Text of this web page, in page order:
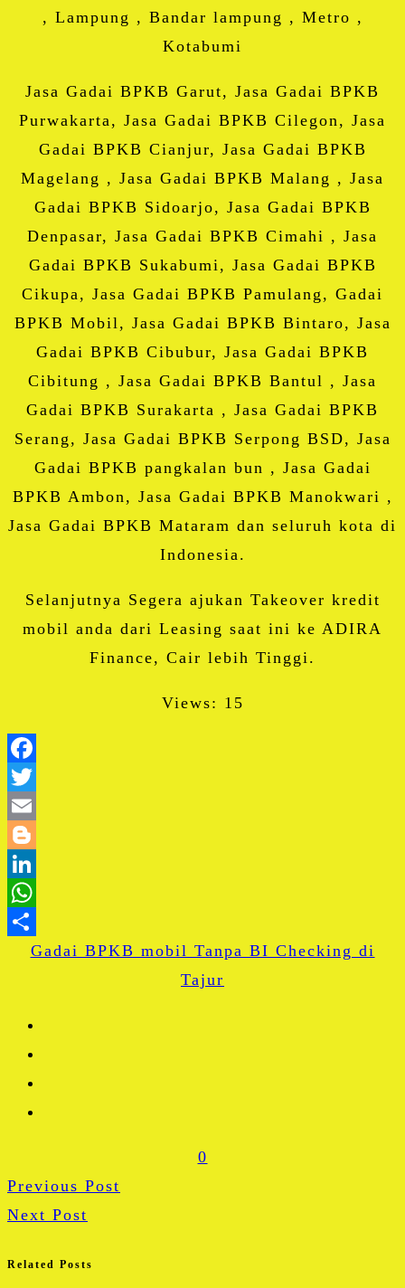
, Lampung , Bandar lampung , Metro ,
Kotabumi
Jasa Gadai BPKB Garut, Jasa Gadai BPKB
Purwakarta, Jasa Gadai BPKB Cilegon, Jasa
Gadai BPKB Cianjur, Jasa Gadai BPKB
Magelang , Jasa Gadai BPKB Malang , Jasa
Gadai BPKB Sidoarjo, Jasa Gadai BPKB
Denpasar, Jasa Gadai BPKB Cimahi , Jasa
Gadai BPKB Sukabumi, Jasa Gadai BPKB
Cikupa, Jasa Gadai BPKB Pamulang, Gadai
BPKB Mobil, Jasa Gadai BPKB Bintaro, Jasa
Gadai BPKB Cibubur, Jasa Gadai BPKB
Cibitung , Jasa Gadai BPKB Bantul , Jasa
Gadai BPKB Surakarta , Jasa Gadai BPKB
Serang, Jasa Gadai BPKB Serpong BSD, Jasa
Gadai BPKB pangkalan bun , Jasa Gadai
BPKB Ambon, Jasa Gadai BPKB Manokwari ,
Jasa Gadai BPKB Mataram dan seluruh kota di
Indonesia.
Selanjutnya Segera ajukan Takeover kredit
mobil anda dari Leasing saat ini ke ADIRA
Finance, Cair lebih Tinggi.
Views: 15
Share
Gadai BPKB mobil Tanpa BI Checking di
Tajur
0
Previous Post
Next Post
Related Posts